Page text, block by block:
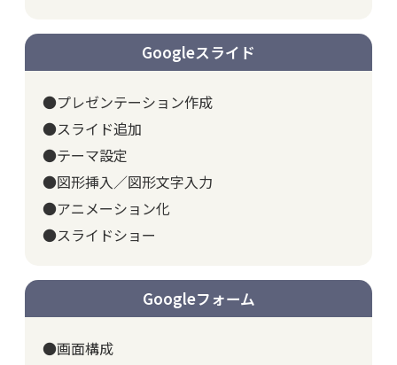
Googleスライド
●プレゼンテーション作成
●スライド追加
●テーマ設定
●図形挿入／図形文字入力
●アニメーション化
●スライドショー
Googleフォーム
●画面構成